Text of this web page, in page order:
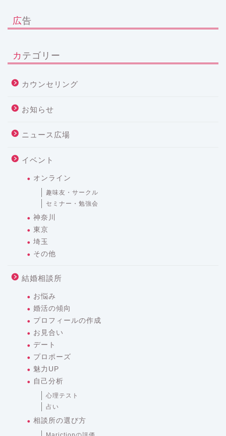
広告
カテゴリー
カウンセリング
お知らせ
ニュース広場
イベント
オンライン
趣味友・サークル
セミナー・勉強会
神奈川
東京
埼玉
その他
結婚相談所
お悩み
婚活の傾向
プロフィールの作成
お見合い
デート
プロポーズ
魅力UP
自己分析
心理テスト
占い
相談所の選び方